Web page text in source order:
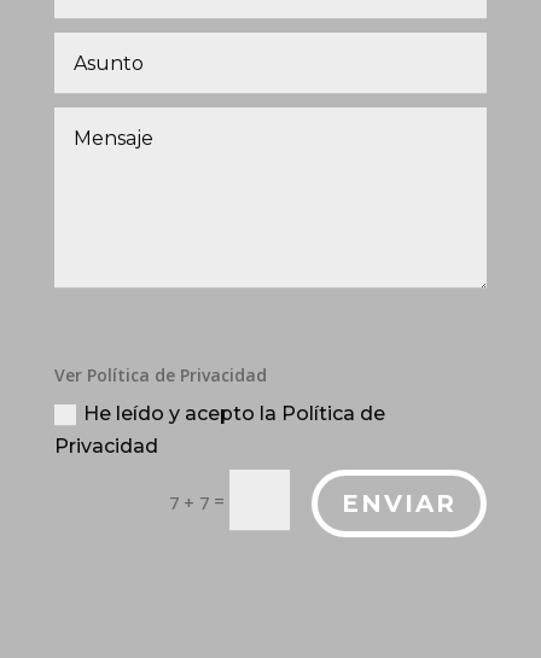
Ver Política de Privacidad
He leído y acepto la Política de
Privacidad
7 + 7 = ENVIAR